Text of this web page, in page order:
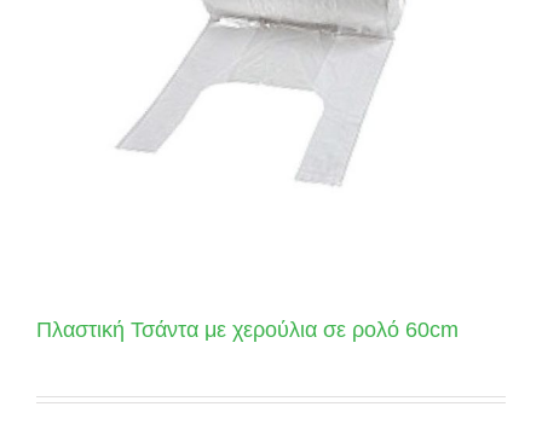
Πλαστική Τσάντα με χερούλια σε ρολό 60cm